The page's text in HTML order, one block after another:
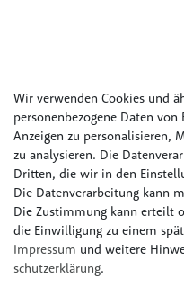
Wir verwenden Cookies und
personenbezogene Daten
Anzeigen zu personalisieren,
zu analysieren. Die
Dritten, die wir in den
Die Datenverarbeitung kann
Die Zustimmung kann erteilt
die Einwilligung zu einem
Impressum und weitere
schutz­erklärung.